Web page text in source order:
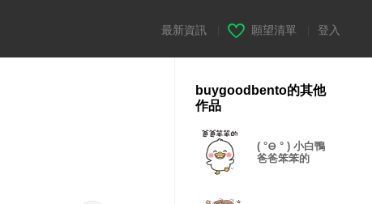
最新資訊 願望清單 登入
buygoodbento的其他
作品
( °⊖ ° ) 小白鴨
爸爸笨笨的